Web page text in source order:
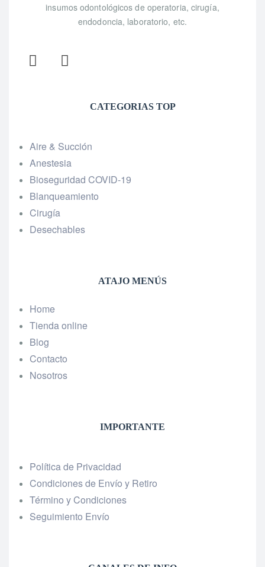
insumos odontológicos de operatoria, cirugía,
endodoncia, laboratorio, etc.
CATEGORIAS TOP
Aire & Succión
Anestesia
Bioseguridad COVID-19
Blanqueamiento
Cirugía
Desechables
ATAJO MENÚS
Home
Tienda online
Blog
Contacto
Nosotros
IMPORTANTE
Política de Privacidad
Condiciones de Envío y Retiro
Término y Condiciones
Seguimiento Envío